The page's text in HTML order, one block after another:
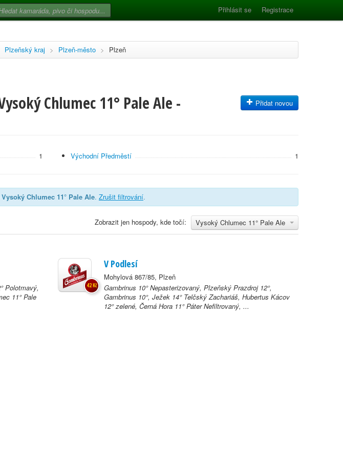
Přihlásit se Registrace
Plzeňský kraj > Plzeň-město > Plzeň
Chlumec 11° Pale Ale - Přidat novou
1 Východní Předměstí 1
Vysoký Chlumec 11° Pale Ale. Zrušit filtrování.
Vysoký Chlumec 11° Pale Ale
Zobrazit jen hospody, kde točí:
Polotmavý,
11° Pale
V Podlesí
Mohylová 867/85, Plzeň
Gambrinus 10° Nepasterizovaný, Plzeňský Prazdroj 12°,
Gambrinus 10°, Ježek 14° Telčský Zachariáš, Hubertus Kácov
12° zelené, Černá Hora 11° Páter Nefiltrovaný, ...
42 Kč